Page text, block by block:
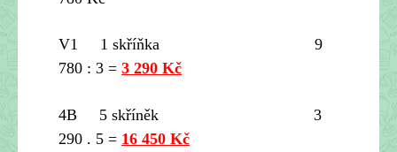
V1 1 skříňka 9
780 : 3 = 3 290 Kč
4B 5 skříněk 3
290 . 5 = 16 450 Kč